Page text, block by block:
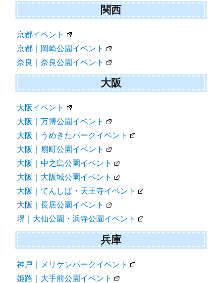
関西
京都イベント
京都｜岡崎公園イベント
奈良｜奈良公園イベント
大阪
大阪イベント
大阪｜万博公園イベント
大阪｜うめきたパークイベント
大阪｜扇町公園イベント
大阪｜中之島公園イベント
大阪｜大阪城公園イベント
大阪｜てんしば・天王寺イベント
大阪｜長居公園イベント
堺｜大仙公園・浜寺公園イベント
兵庫
神戸｜メリケンパークイベント
姫路｜大手前公園イベント